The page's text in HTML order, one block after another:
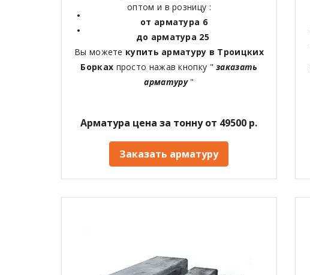
оптом и в розницу :
от арматура 6
до арматура 25
Вы можете купить арматуру в Троицких
Борках просто нажав кнопку "заказать
арматуру"
Арматура цена за тонну от 49500 р.
Заказать арматуру